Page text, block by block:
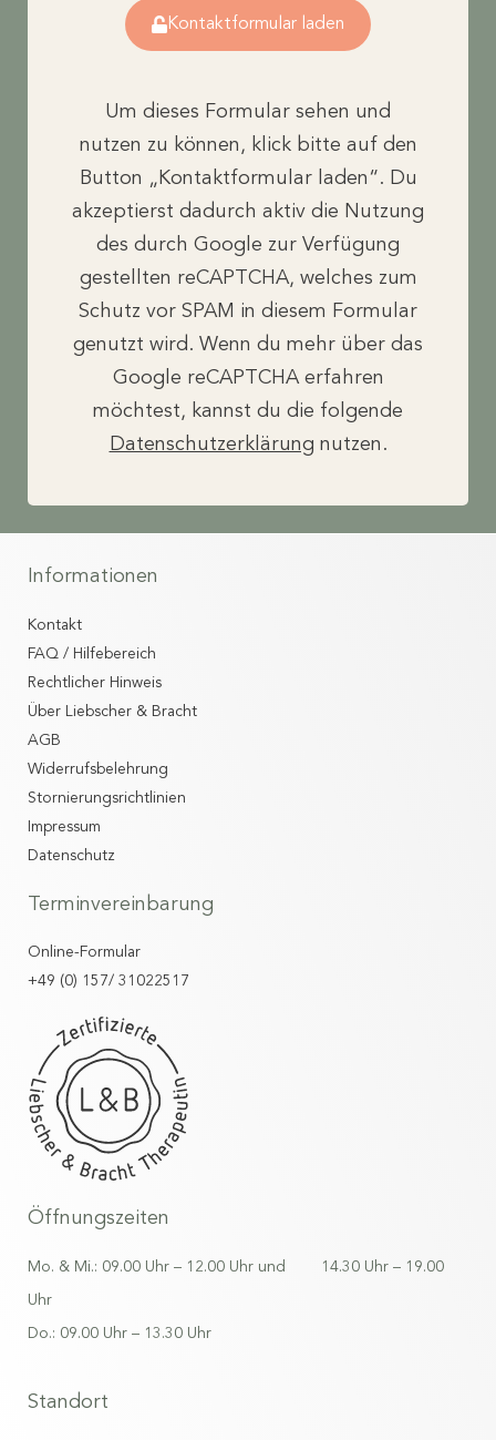
Kontaktformular laden
Um dieses Formular sehen und
nutzen zu können, klick bitte auf den
Button „Kontaktformular laden“. Du
akzeptierst dadurch aktiv die Nutzung
des durch Google zur Verfügung
gestellten reCAPTCHA, welches zum
Schutz vor SPAM in diesem Formular
genutzt wird. Wenn du mehr über das
Google reCAPTCHA erfahren
möchtest, kannst du die folgende
Datenschutzerklärung nutzen.
Informationen
Kontakt
FAQ / Hilfebereich
Rechtlicher Hinweis
Über Liebscher & Bracht
AGB
Widerrufsbelehrung
Stornierungsrichtlinien
Impressum
Datenschutz
Terminvereinbarung
Online-Formular
+49 (0) 157/ 31022517
Öffnungszeiten
Mo. & Mi.: 09.00 Uhr – 12.00 Uhr und 14.30 Uhr – 19.00
Uhr
Do.: 09.00 Uhr – 13.30 Uhr
Standort